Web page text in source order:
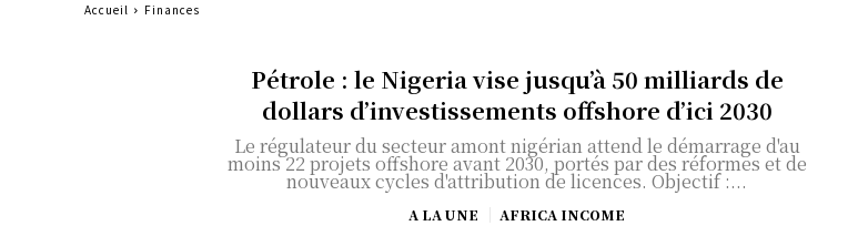
Accueil Finances
Pétrole : le Nigeria vise jusqu’à 50 milliards de
dollars d’investissements offshore d’ici 2030
Le régulateur du secteur amont nigérian attend le démarrage d'au
moins 22 projets offshore avant 2030, portés par des réformes et de
nouveaux cycles d'attribution de licences. Objectif :...
A LA UNE AFRICA INCOME